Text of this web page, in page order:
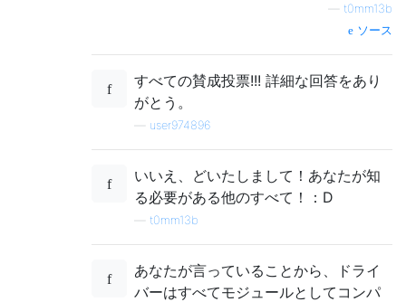
t0mm13b
ソース
すべての賛成投票!!! 詳細な回答をあり
がとう。
user974896
いいえ、どいたしまして！あなたが知
る必要がある他のすべて！：D
t0mm13b
あなたが言っていることから、ドライ
バーはすべてモジュールとしてコンパ